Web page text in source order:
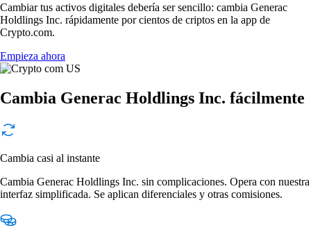
Cambiar tus activos digitales debería ser sencillo: cambia Generac
Holdlings Inc. rápidamente por cientos de criptos en la app de
Crypto.com.
Empieza ahora
Cambia Generac Holdlings Inc. fácilmente
Cambia casi al instante
Cambia Generac Holdlings Inc. sin complicaciones. Opera con nuestra
interfaz simplificada. Se aplican diferenciales y otras comisiones.